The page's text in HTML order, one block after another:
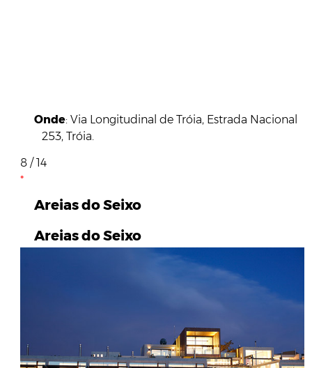
Onde: Via Longitudinal de Tróia, Estrada Nacional
253, Tróia.
8 / 14
Areias do Seixo
Areias do Seixo